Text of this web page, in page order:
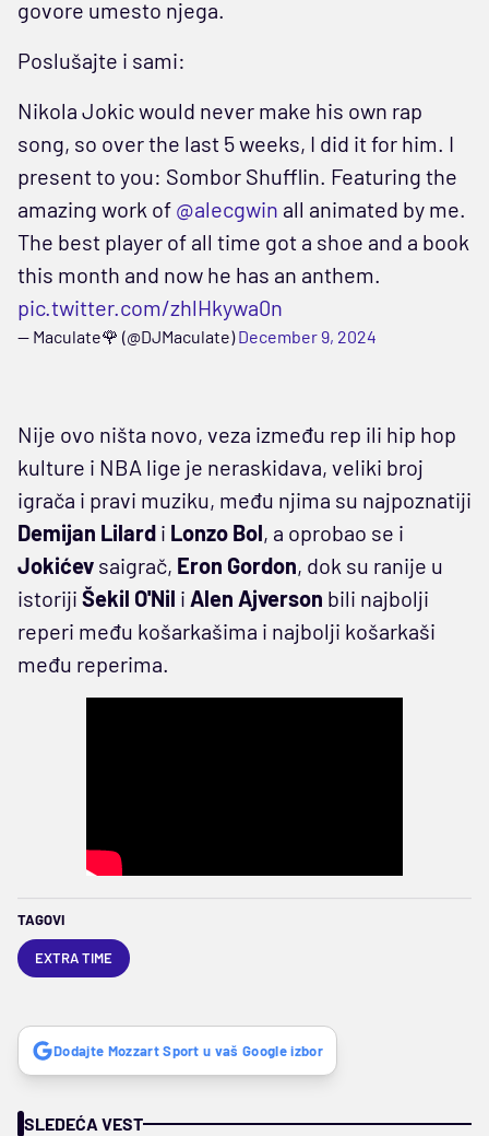
govore umesto njega.
Poslušajte i sami:
Nikola Jokic would never make his own rap
song, so over the last 5 weeks, I did it for him. I
present to you: Sombor Shufflin. Featuring the
amazing work of @alecgwin all animated by me.
The best player of all time got a shoe and a book
this month and now he has an anthem.
pic.twitter.com/zhlHkywa0n
— Maculate🌹 (@DJMaculate)December 9, 2024
Nije ovo ništa novo, veza između rep ili hip hop
kulture i NBA lige je neraskidava, veliki broj
igrača i pravi muziku, među njima su najpoznatiji
Demijan Lilard i Lonzo Bol, a oprobao se i
Jokićev saigrač, Eron Gordon, dok su ranije u
istoriji Šekil O'Nil i Alen Ajverson bili najbolji
reperi među košarkašima i najbolji košarkaši
među reperima.
TAGOVI
EXTRA TIME
Dodajte Mozzart Sport u vaš Google izbor
SLEDEĆA VEST